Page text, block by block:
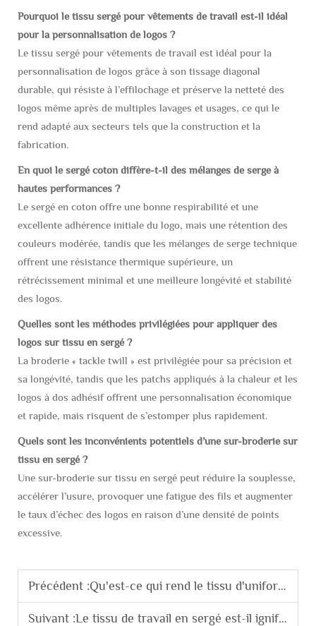
Pourquoi le tissu sergé pour vêtements de travail est-il idéal
pour la personnalisation de logos ?
Le tissu sergé pour vêtements de travail est idéal pour la
personnalisation de logos grâce à son tissage diagonal
durable, qui résiste à l’effilochage et préserve la netteté des
logos même après de multiples lavages et usages, ce qui le
rend adapté aux secteurs tels que la construction et la
fabrication.
En quoi le sergé coton diffère-t-il des mélanges de serge à
hautes performances ?
Le sergé en coton offre une bonne respirabilité et une
excellente adhérence initiale du logo, mais une rétention des
couleurs modérée, tandis que les mélanges de serge technique
offrent une résistance thermique supérieure, un
rétrécissement minimal et une meilleure longévité et stabilité
des logos.
Quelles sont les méthodes privilégiées pour appliquer des
logos sur tissu en sergé ?
La broderie « tackle twill » est privilégiée pour sa précision et
sa longévité, tandis que les patchs appliqués à la chaleur et les
logos à dos adhésif offrent une personnalisation économique
et rapide, mais risquent de s’estomper plus rapidement.
Quels sont les inconvénients potentiels d’une sur-broderie sur
tissu en sergé ?
Une sur-broderie sur tissu en sergé peut réduire la souplesse,
accélérer l’usure, provoquer une fatigue des fils et augmenter
le taux d’échec des logos en raison d’une densité de points
excessive.
Précédent :Qu'est-ce qui rend le tissu d'uniforme en coton-polyester idéal pour les uniformes ?
Suivant :Le tissu de travail en sergé est-il ignifuge et imperméable ?